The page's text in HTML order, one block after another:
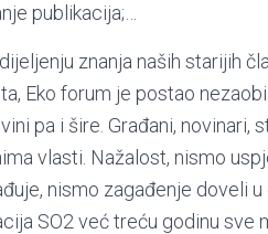
publikacija;…
znanja naših starijih
Eko forum je postao
pa i šire. Građani, novinari,
vlasti. Nažalost, nismo
nismo zagađenje doveli
SO2 već treću godinu sve